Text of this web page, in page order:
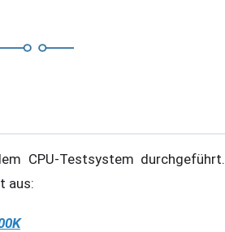
CPU-Testsystem durchgeführt.
aus: